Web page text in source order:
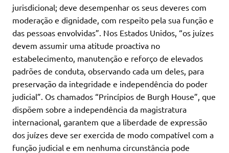
jurisdicional; deve desempenhar os seus deveres com
moderação e dignidade, com respeito pela sua função e
das pessoas envolvidas”. Nos Estados Unidos, “os juízes
devem assumir uma atitude proactiva no
estabelecimento, manutenção e reforço de elevados
padrões de conduta, observando cada um deles, para
preservação da integridade e independência do poder
judicial”. Os chamados “Princípios de Burgh House”, que
dispõem sobre a independência da magistratura
internacional, garantem que a liberdade de expressão
dos juízes deve ser exercida de modo compatível com a
função judicial e em nenhuma circunstância pode